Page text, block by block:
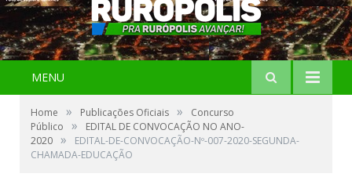
MENU
Home » Publicações Oficiais »
Concurso
Público
»
EDITAL DE CONVOCAÇÃO NO ANO-
2020 »
EDITAL-DE-CONVOCAÇÃO-Nº-007-2020-SEGUNDA-
CHAMADA-EDUCAÇÃO